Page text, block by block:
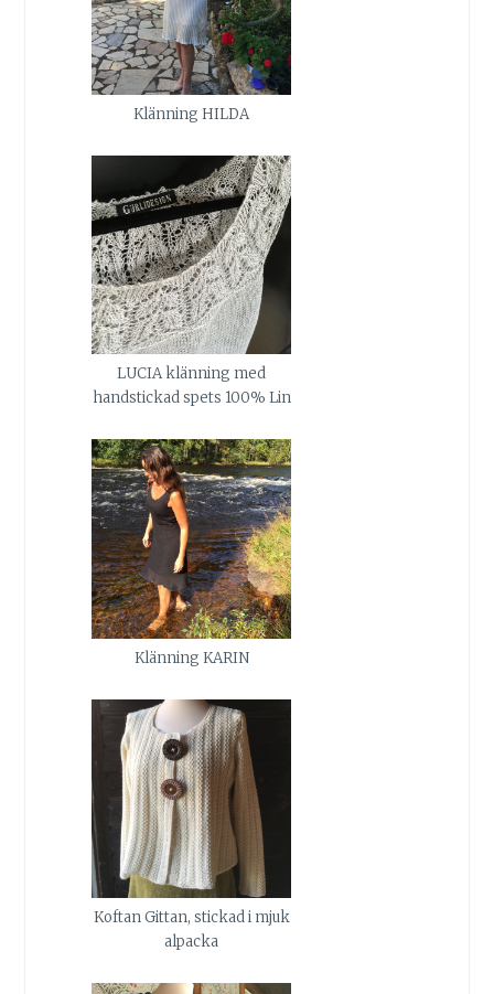
Klänning HILDA
LUCIA klänning med
handstickad spets 100% Lin
Klänning KARIN
Koftan Gittan, stickad i mjuk
alpacka